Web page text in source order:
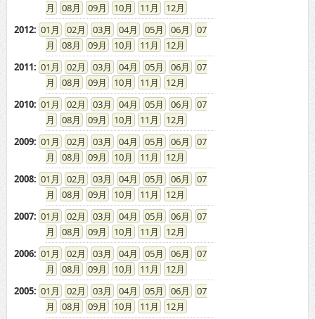
01 02 03 04 05 06
08
09 10 11
12
01 02 03 04 05 06
08
09 10 11
12
01 02 03 04 05 06
08
09 10 11
12
01 02 03 04 05 06
08
09 10 11
12
01 02 03 04 05 06
08
09 10 11
12
01 02 03 04 05 06
08
09 10 11
12
01 02 03 04 05 06
08
09 10 11
12
01 02 03 04 05 06
08
09 10 11
12
01 02 03 04 05 06